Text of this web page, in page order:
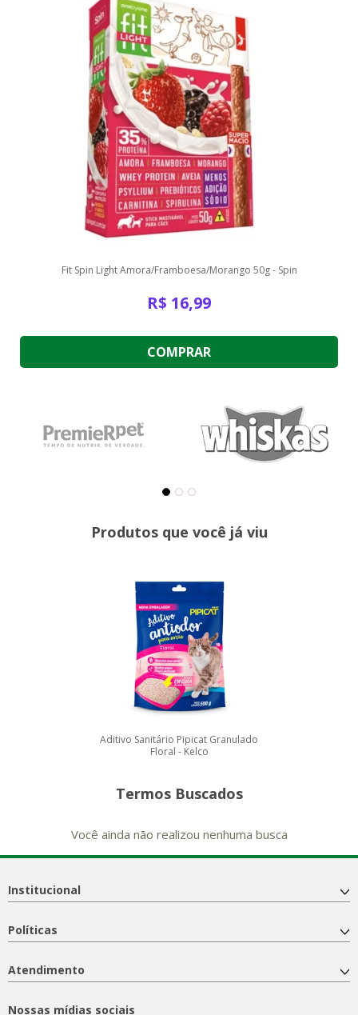
Fit Spin Light Amora/Framboesa/Morango 50g - Spin
R$ 16,99
COMPRAR
Produtos que você já viu
Aditivo Sanitário Pipicat Granulado
Floral - Kelco
Termos Buscados
Você ainda não realizou nenhuma busca
Institucional
Políticas
Atendimento
Nossas mídias sociais